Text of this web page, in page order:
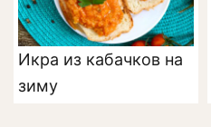
Икра из кабачков на
зиму